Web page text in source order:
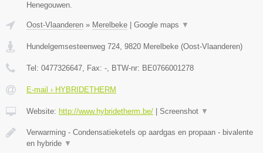
Henegouwen.
Oost-Vlaanderen » Merelbeke Google maps ▼
Hundelgemsesteenweg 724, 9820 Merelbeke (Oost-Vlaanderen)
Tel: 0477326647, Fax: -, BTW-nr: BE0766001278
E-mail › HYBRIDETHERM
Website: http://www.hybridetherm.be/ Screenshot ▼
Verwarming - Condensatieketels op aardgas en propaan - bivalente
en hybride ▼